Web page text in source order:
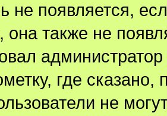
не появляется,
она также не
где
не